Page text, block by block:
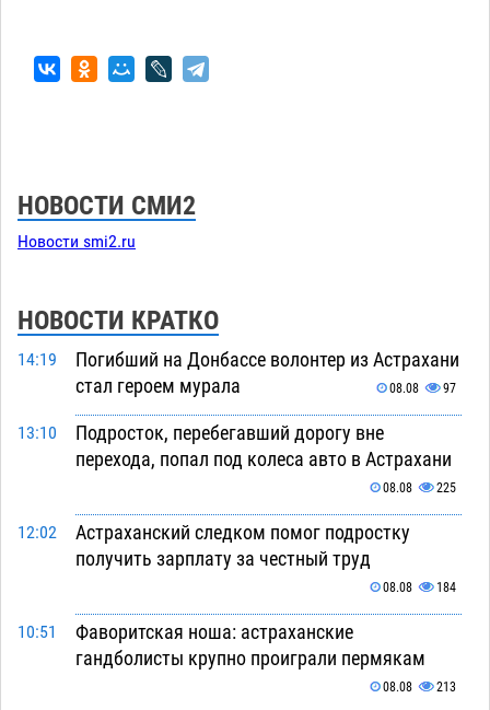
НОВОСТИ СМИ2
Новости smi2.ru
НОВОСТИ КРАТКО
14:19
Погибший на Донбассе волонтер из Астрахани
стал героем мурала
08.08 97
13:10
Подросток, перебегавший дорогу вне
перехода, попал под колеса авто в Астрахани
08.08 225
12:02
Астраханский следком помог подростку
получить зарплату за честный труд
08.08 184
10:51
Фаворитская ноша: астраханские
гандболисты крупно проиграли пермякам
08.08 213